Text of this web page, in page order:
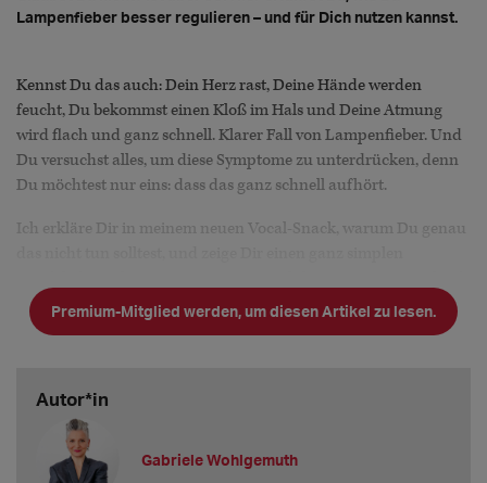
Lampenfieber besser regulieren – und für Dich nutzen kannst.
Kennst Du das auch: Dein Herz rast, Deine Hände werden
feucht, Du bekommst einen Kloß im Hals und Deine Atmung
wird flach und ganz schnell. Klarer Fall von Lampenfieber. Und
Du versuchst alles, um diese Symptome zu unterdrücken, denn
Du möchtest nur eins: dass das ganz schnell aufhört.
Ich erkläre Dir in meinem neuen Vocal-Snack, warum Du genau
verwandelst.
Premium-Mitglied werden, um diesen Artikel zu lesen.
Autor*in
Gabriele Wohlgemuth